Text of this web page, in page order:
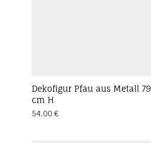
Dekofigur Pfau aus Metall 79
cm H
54,00 €